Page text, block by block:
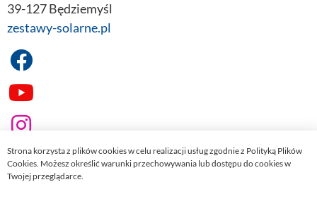
39-127 Będziemyśl
zestawy-solarne.pl
Strona korzysta z plików cookies w celu realizacji usług zgodnie z Polityką Plików
Cookies. Możesz określić warunki przechowywania lub dostępu do cookies w
Twojej przeglądarce.